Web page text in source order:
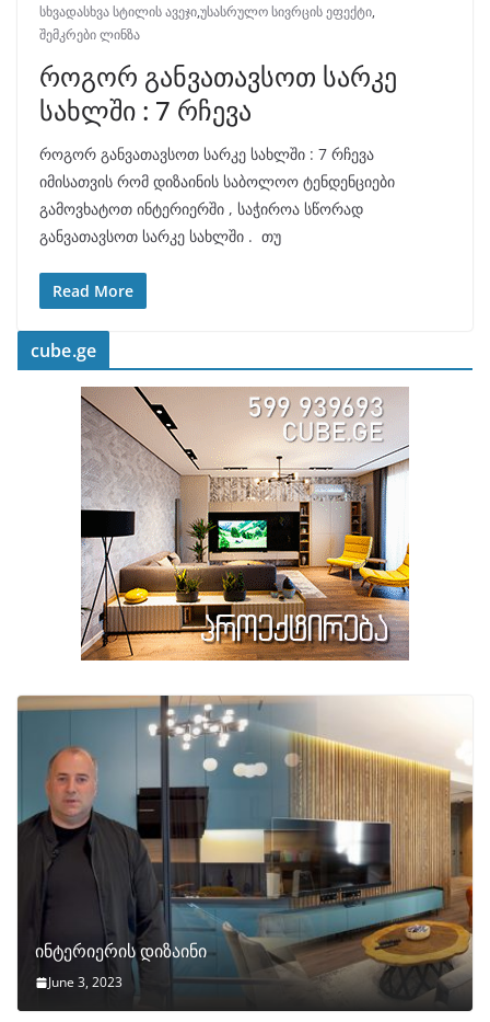
სხვადასხვა სტილის ავეჯი,უსასრულო სივრცის ეფექტი,
შემკრები ლინზა
როგორ განვათავსოთ სარკე
სახლში : 7 რჩევა
როგორ განვათავსოთ სარკე სახლში : 7 რჩევა
იმისათვის რომ დიზაინის საბოლოო ტენდენციები
გამოვხატოთ ინტერიერში , საჭიროა სწორად
განვათავსოთ სარკე სახლში . თუ
Read More
cube.ge
ინტერიერის დიზაინი
June 3, 2023